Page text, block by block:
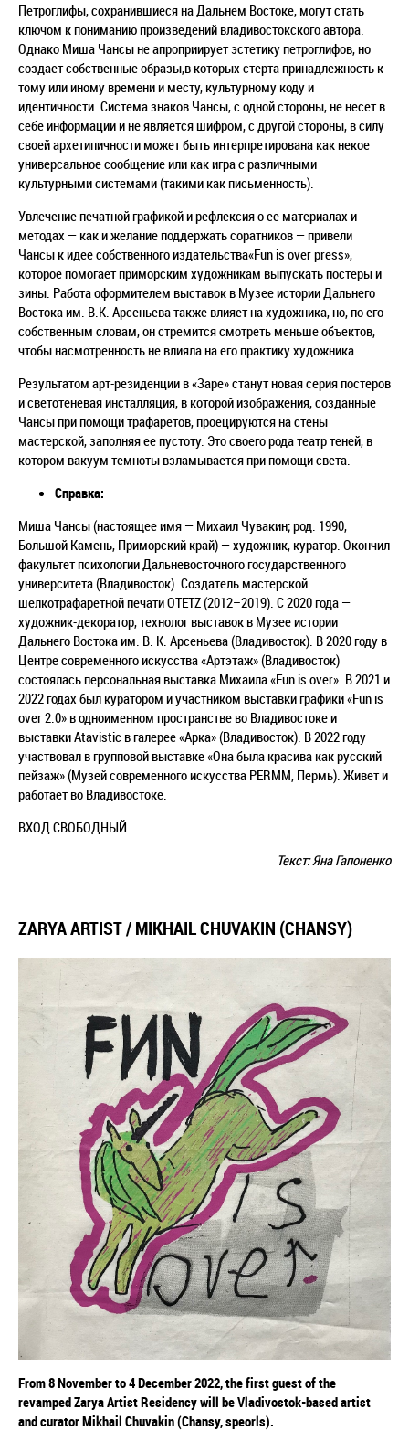
Петроглифы, сохранившиеся на Дальнем Востоке, могут стать
ключом к пониманию произведений владивостокского автора.
Однако Миша Чансы не апроприирует эстетику петроглифов, но
создает собственные образы,в которых стерта принадлежность к
тому или иному времени и месту, культурному коду и
идентичности. Система знаков Чансы, с одной стороны, не несет в
себе информации и не является шифром, с другой стороны, в силу
своей архетипичности может быть интерпретирована как некое
универсальное сообщение или как игра с различными
культурными системами (такими как письменность).
Увлечение печатной графикой и рефлексия о ее материалах и
методах — как и желание поддержать соратников — привели
Чансы к идее собственного издательства«Fun is over press»,
которое помогает приморским художникам выпускать постеры и
зины. Работа оформителем выставок в Музее истории Дальнего
Востока им. В.К. Арсеньева также влияет на художника, но, по его
собственным словам, он стремится смотреть меньше объектов,
чтобы насмотренность не влияла на его практику художника.
Результатом арт-резиденции в «Заре» станут новая серия постеров
и светотеневая инсталляция, в которой изображения, созданные
Чансы при помощи трафаретов, проецируются на стены
мастерской, заполняя ее пустоту. Это своего рода театр теней, в
котором вакуум темноты взламывается при помощи света.
Справка:
Миша Чансы (настоящее имя — Михаил Чувакин; род. 1990,
Большой Камень, Приморский край) — художник, куратор. Окончил
факультет психологии Дальневосточного государственного
университета (Владивосток). Создатель мастерской
шелкотрафаретной печати OTETZ (2012–2019). С 2020 года —
художник-декоратор, технолог выставок в Музее истории
Дальнего Востока им. В. К. Арсеньева (Владивосток). В 2020 году в
Центре современного искусства «Артэтаж» (Владивосток)
состоялась персональная выставка Михаила «Fun is over». В 2021 и
2022 годах был куратором и участником выставки графики «Fun is
over 2.0» в одноименном пространстве во Владивостоке и
выставки Atavistic в галерее «Арка» (Владивосток). В 2022 году
участвовал в групповой выставке «Она была красива как русский
пейзаж» (Музей современного искусства PERMM, Пермь). Живет и
работает во Владивостоке.
ВХОД СВОБОДНЫЙ
Текст: Яна Гапоненко
ZARYA ARTIST / MIKHAIL CHUVAKIN (CHANSY)
From 8 November to 4 December 2022, the first guest of the
revamped Zarya Artist Residency will be Vladivostok-based artist
and curator Mikhail Chuvakin (Chansy, speorls).